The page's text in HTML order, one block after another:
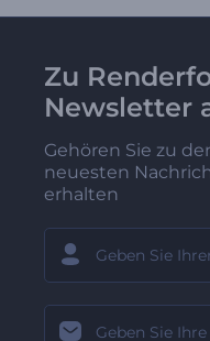
Zu
Newsletter
Gehören Sie zu
neuesten
erhalten